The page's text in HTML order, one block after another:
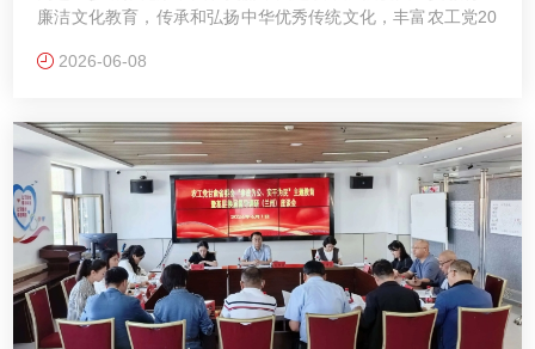
廉洁文化教育，传承和弘扬中华优秀传统文化，丰富农工党20
肃省委会机关精心组织开展徒步登山、参观学习、主题观影等
2026-06-08